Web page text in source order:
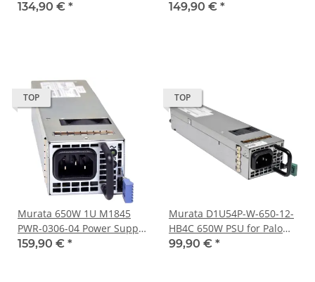
1600-12-HC2C für Huawei
134,90 € *
1909-7 Power Supply Unit
149,90 € *
TOP
Murata 650W 1U M1845
PWR-0306-04 Power Supply
Unit 80 Plus Platinum
159,90 € *
TOP
Murata D1U54P-W-650-12-
HB4C 650W PSU for Palo
Alto PA-3220 PA-3250 PA-
99,90 € *